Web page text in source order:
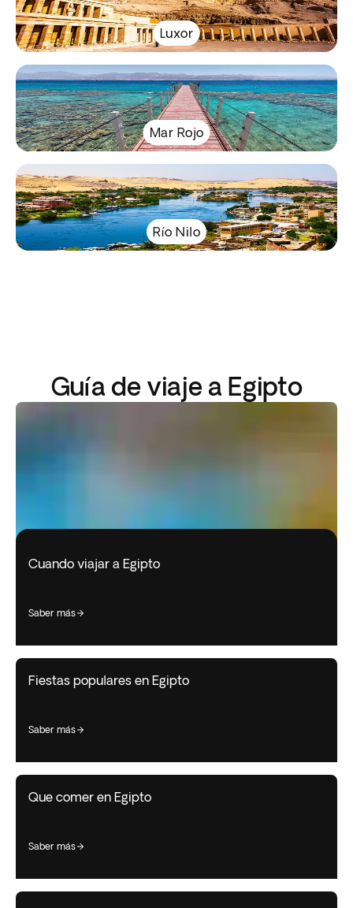
Luxor
Mar Rojo
Río Nilo
Guía de viaje a Egipto
Cuando viajar a Egipto
saber más
Fiestas populares en Egipto
saber más
Que comer en Egipto
saber más